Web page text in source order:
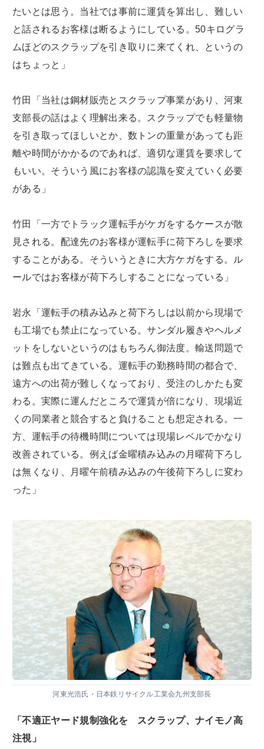
たいとは思う。当社では事前に運賃を算出し、難しい
と話されるお客様は断るようにしている。50キログラ
ムほどのスクラップを引き取りに来てくれ、というの
はちょっと」
竹田「当社は鋼材販売とスクラップ事業があり、河東
支部長の話はよく理解出来る。スクラップでも軽量物
を引き取ってほしいとか、数トンの重量があっても距
離や時間がかかるのであれば、適切な運賃を要求して
もいい。そういう風にお客様の認識を変えていく必要
がある」
竹田「一方でトラック運転手がケガをするケースが散
見される。配達先のお客様が運転手に荷下ろしを要求
することがある。そういうときに大方ケガをする。ル
ールではお客様が荷下ろしすることになっている」
岩永「運転手の積み込みと荷下ろしは以前から現場で
も工場でも禁止になっている。サンダル履きやヘルメ
ットをしないというのはもちろん御法度。輸送問題で
は難点も出てきている。運転手の勤務時間の都合で、
遠方への出荷が難しくなっており、受注のしかたも変
わる。実際に運んだところで運賃が倍になり、現場近
くの同業者と競合すると負けることも想定される。一
方、運転手の待機時間については現場レベルでかなり
改善されている。例えば金曜積み込みの月曜荷下ろし
は無くなり、月曜午前積み込みの午後荷下ろしに変わ
った」
河東光浩氏・日本鉄リサイクル工業会九州支部長
「不適正ヤード規制強化を スクラップ、ナイモノ高
注視」